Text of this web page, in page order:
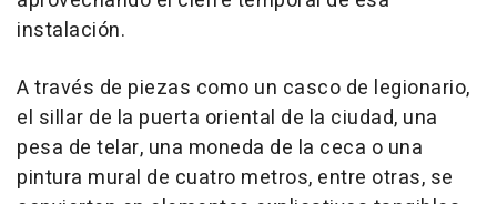
instalación.
A través de piezas como un casco de legionario,
el sillar de la puerta oriental de la ciudad, una
pesa de telar, una moneda de la ceca o una
pintura mural de cuatro metros, entre otras, se